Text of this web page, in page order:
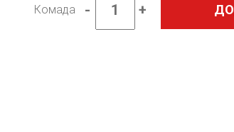
Комада -
Српски
језик
+